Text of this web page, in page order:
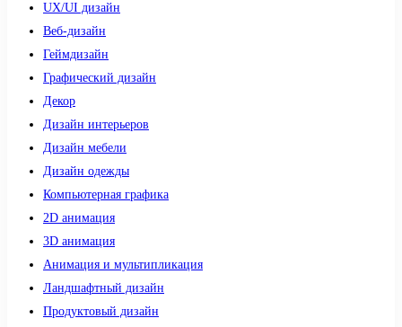
UX/UI дизайн
Веб-дизайн
Геймдизайн
Графический дизайн
Декор
Дизайн интерьеров
Дизайн мебели
Дизайн одежды
Компьютерная графика
2D анимация
3D анимация
Анимация и мультипликация
Ландшафтный дизайн
Продуктовый дизайн